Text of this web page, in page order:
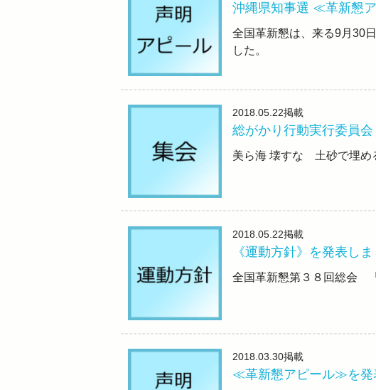
沖縄県知事選 ≪革新懇
全国革新懇は、来る9月30
した。
2018.05.22掲載
総がかり行動実行委員会
美ら海 壊すな 土砂で埋め
2018.05.22掲載
《運動方針》を発表しま
全国革新懇第３８回総会
2018.03.30掲載
≪革新懇アピール≫を発